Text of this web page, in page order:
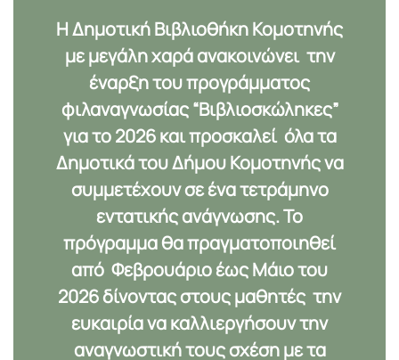
Η Δημοτική Βιβλιοθήκη Κομοτηνής
με μεγάλη χαρά ανακοινώνει την
έναρξη του προγράμματος
φιλαναγνωσίας “Βιβλιοσκώληκες”
για το 2026και προσκαλεί όλα τα
Δημοτικά του Δήμου Κομοτηνής να
συμμετέχουν σε ένα τετράμηνο
εντατικής ανάγνωσης. Το
πρόγραμμα θα πραγματοποιηθεί
από Φεβρουάριο έως Μάιο του
2026δίνοντας στους μαθητές την
ευκαιρία να καλλιεργήσουν την
αναγνωστική τους σχέση με τα